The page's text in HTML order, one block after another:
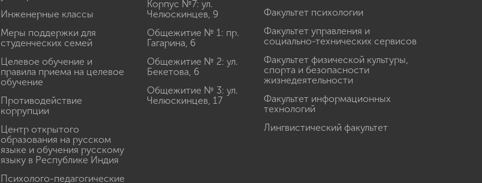
Инженерные классы
Меры поддержки для
студенческих семей
Целевое обучение и
правила приема на целевое
обучение
Противодействие
коррупции
Центр открытого
образования на русском
языке и обучения русскому
языку в Республике Индия
Психолого-педагогические
Корпус №7: ул.
Челюскинцев, 9
Общежитие № 1: пр.
Гагарина, 6
Общежитие № 2: ул.
Бекетова, 6
Общежитие № 3: ул.
Челюскинцев, 17
Факультет психологии
Факультет управления и
социально-технических сервисов
Факультет физической культуры,
спорта и безопасности
жизнедеятельности
Факультет информационных
технологий
Лингвистический факультет